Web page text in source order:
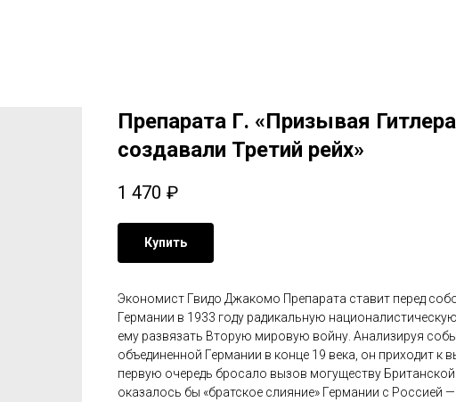
Препарата Г. «Призывая
создавали Третий рейх»
1 470 ₽
Купить
Экономист Гвидо Джакомо Препарата ставит перед
Германии в 1933 году радикальную
ему развязать Вторую мировую войну. Анализируя
объединенной Германии в конце 19 века, он приходит
первую очередь бросало вызов могуществу
оказалось бы «братское слияние» Германии с